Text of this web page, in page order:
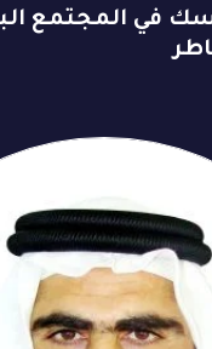
في المجتمع